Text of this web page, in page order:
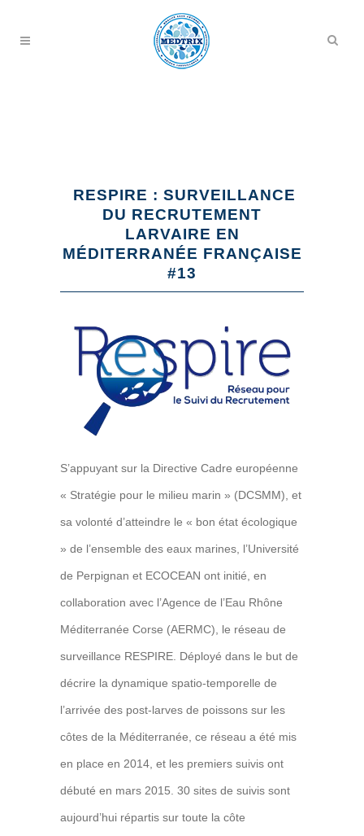
RESPIRE : SURVEILLANCE
DU RECRUTEMENT
LARVAIRE EN
MÉDITERRANÉE FRANÇAISE
#13
S’appuyant sur la Directive Cadre européenne
« Stratégie pour le milieu marin » (DCSMM), et
sa volonté d’atteindre le « bon état écologique
» de l’ensemble des eaux marines, l’Université
de Perpignan et ECOCEAN ont initié, en
collaboration avec l’Agence de l’Eau Rhône
Méditerranée Corse (AERMC), le réseau de
surveillance RESPIRE. Déployé dans le but de
décrire la dynamique spatio-temporelle de
l’arrivée des post-larves de poissons sur les
côtes de la Méditerranée, ce réseau a été mis
en place en 2014, et les premiers suivis ont
débuté en mars 2015. 30 sites de suivis sont
aujourd’hui répartis sur toute la côte